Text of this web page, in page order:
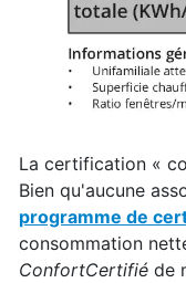
La certification «
Bien qu'aucune
programme de
consommation
ConfortCertifié de